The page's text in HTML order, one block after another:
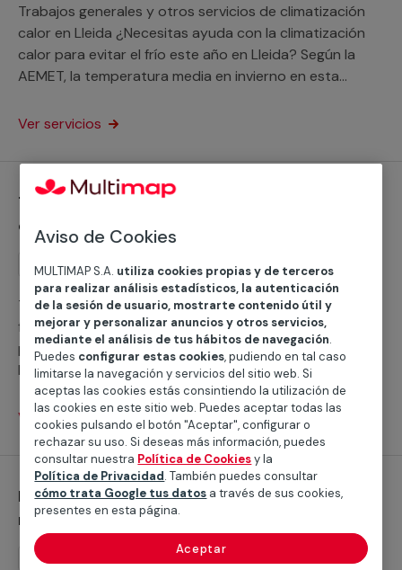
Trabajos generales y otros servicios de climatización
calor en Lleida ¿Necesitas ayuda con la climatización
calor para evitar el frío este año en Lleida? Según la
AEMET, la temperatura media en invierno en esta
un buen momento para climatizar tu hogar y mejorar tu
cualificados que realizarán con éxito cualquier
instalación de climatización calor, ofrecemos servicio
comunidad de vecinos.
Ver servicios
Trabajos generales y otros servicios de
climatización frío
Servicio Trabajos generales
Trabajos generales y otros servicios de climatización
frío en Lleida ¿Buscas ayuda con la climatización frío
para hacer frente al verano en Lleida? Según la Agencia
Estatal de Meteorología, la temperatura media en esta
ciudad catalana es de 37,6° entre junio y septiembre,
así que buscaremos la manera de ayudarte a que el
calor te dé una tregua. En Multimap contamos con
servicios profesionales cualificados en toda la provincia
de Lleida que realizarán con éxito cualquier instalación
de sistema de aire acondicionado, prestamos servicio
tanto para tu casa como para tu establecimiento o
comunidad de vecinos en Lleida.
Ver servicios
Instalación de aires acondicionados
multisplit
Instalación
Aviso de Cookies
MULTIMAP S.A. utiliza cookies propias y de terceros
para realizar análisis estadísticos, la autenticación
de la sesión de usuario, mostrarte contenido útil y
mejorar y personalizar anuncios y otros servicios,
mediante el análisis de tus hábitos de navegación.
Puedes configurar estas cookies, pudiendo en tal caso
limitarse la navegación y servicios del sitio web. Si
aceptas las cookies estás consintiendo la utilización de
las cookies en este sitio web. Puedes aceptar todas las
cookies pulsando el botón "Aceptar", configurar o
rechazar su uso. Si deseas más información, puedes
consultar nuestra Política de Cookiesy la
Política de Privacidad. También puedes consultar
cómo trata Google tus datos a través de sus cookies,
presentes en esta página.
Aceptar